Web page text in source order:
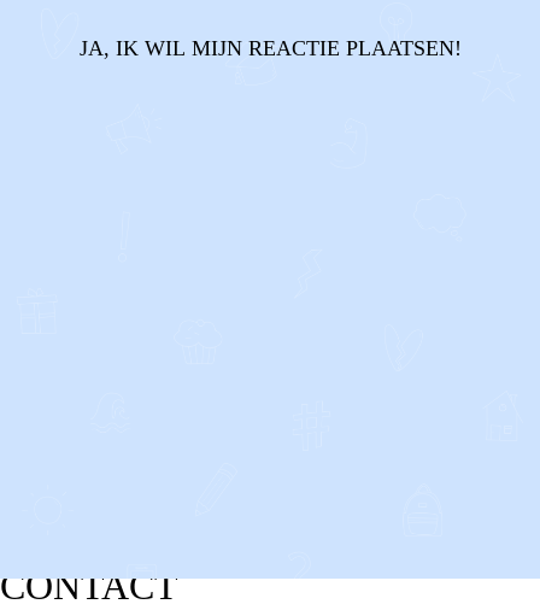
JA, IK WIL MIJN REACTIE PLAATSEN!
CONTACT